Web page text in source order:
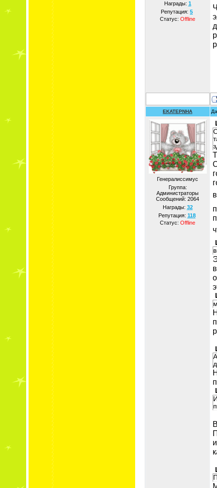
Награды: 1
Репутация: 5
Статус: Offline
EKATEPNHA
Генералиссимус
Группа:
Администраторы
Сообщений: 2064
Награды: 32
Репутация: 118
Статус: Offline